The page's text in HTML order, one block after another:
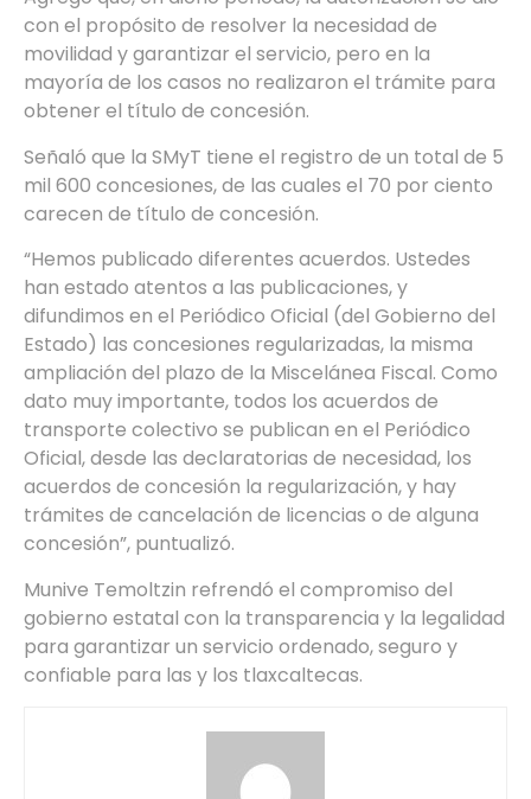
con el propósito de resolver la necesidad de
movilidad y garantizar el servicio, pero en la
mayoría de los casos no realizaron el trámite para
obtener el título de concesión.
Señaló que la SMyT tiene el registro de un total de 5
mil 600 concesiones, de las cuales el 70 por ciento
carecen de título de concesión.
“Hemos publicado diferentes acuerdos. Ustedes
han estado atentos a las publicaciones, y
difundimos en el Periódico Oficial (del Gobierno del
Estado) las concesiones regularizadas, la misma
ampliación del plazo de la Miscelánea Fiscal. Como
dato muy importante, todos los acuerdos de
transporte colectivo se publican en el Periódico
Oficial, desde las declaratorias de necesidad, los
acuerdos de concesión la regularización, y hay
trámites de cancelación de licencias o de alguna
concesión”, puntualizó.
Munive Temoltzin refrendó el compromiso del
gobierno estatal con la transparencia y la legalidad
para garantizar un servicio ordenado, seguro y
confiable para las y los tlaxcaltecas.